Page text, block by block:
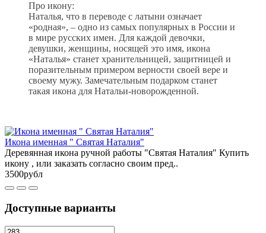
Про икону:
Наталья, что в переводе с латыни означает
«родная», – одно из самых популярных в России и
в мире русских имен. Для каждой девочки,
девушки, женщины, носящей это имя, икона
«Наталья» станет хранительницей, защитницей и
поразительным примером верности своей вере и
своему мужу. Замечательным подарком станет
такая икона для Натальи-новорожденной.
Икона именная " Святая Наталия"
Деревянная икона ручной работы "Святая Наталия" Купить
икону , или заказать согласно своим пред..
3500рубл
Доступные варианты